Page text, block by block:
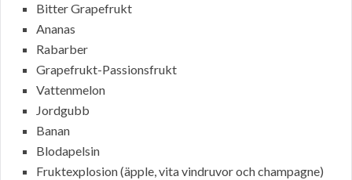
Bitter Grapefrukt
Ananas
Rabarber
Grapefrukt-Passionsfrukt
Vattenmelon
Jordgubb
Banan
Blodapelsin
Fruktexplosion (äpple, vita vindruvor och champagne)